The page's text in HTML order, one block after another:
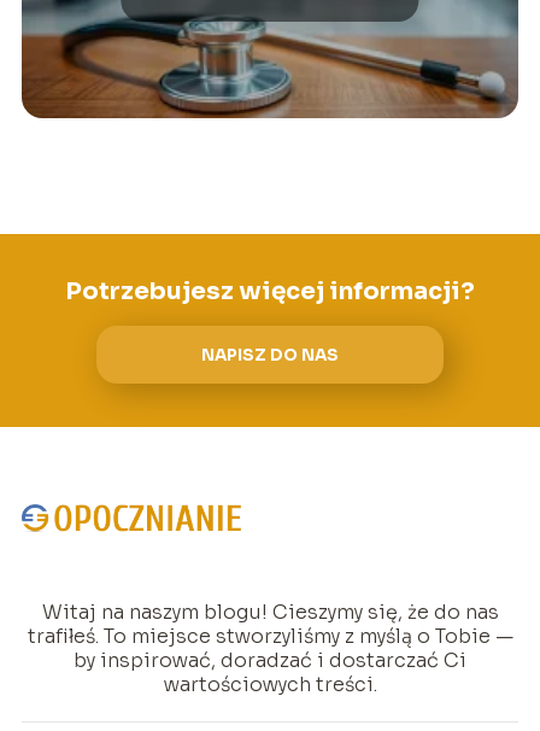
Potrzebujesz więcej informacji?
NAPISZ DO NAS
Witaj na naszym blogu! Cieszymy się, że do nas
trafiłeś. To miejsce stworzyliśmy z myślą o Tobie —
by inspirować, doradzać i dostarczać Ci
wartościowych treści.